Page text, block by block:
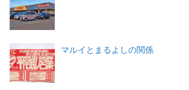
マルイとまるよしの関係